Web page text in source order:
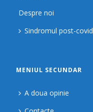
Despre noi
Sindromul post-covid
MENIUL SECUNDAR
A doua opinie